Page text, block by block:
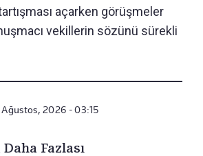
açarken görüşmeler
vekillerin sözünü sürekli
2026 - 03:15
Fazlası